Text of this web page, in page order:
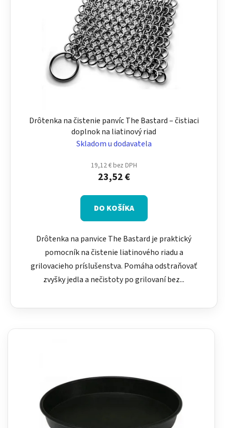
Drôtenka na čistenie panvíc The Bastard – čistiaci
doplnok na liatinový riad
Skladom u dodavatela
19,12 € bez DPH
23,52 €
DO KOŠÍKA
Drôtenka na panvice The Bastard je praktický
pomocník na čistenie liatinového riadu a
grilovacieho príslušenstva. Pomáha odstraňovať
zvyšky jedla a nečistoty po grilovaní bez...